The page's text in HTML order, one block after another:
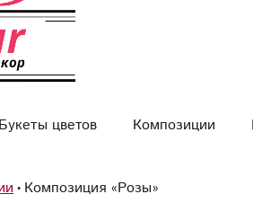
Букеты цветов Композиции
Композиция «Розы»